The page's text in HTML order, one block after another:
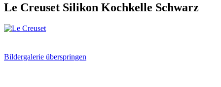
Le Creuset Silikon Kochkelle Schwarz
Bildergalerie überspringen